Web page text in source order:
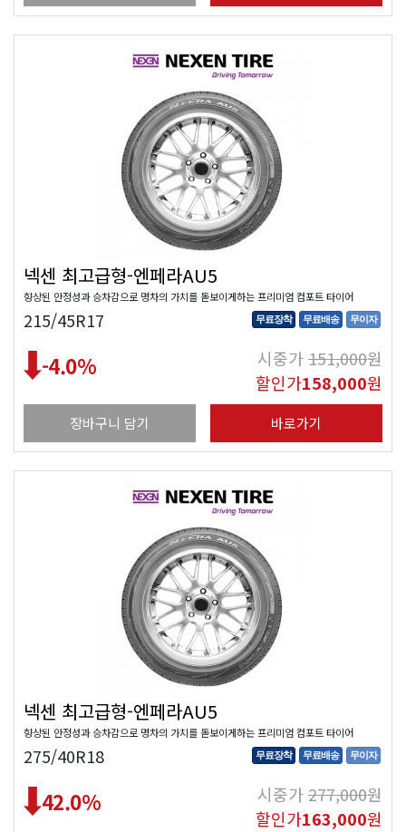
넥센 최고급형-엔페라AU5
향상된 안정성과 승차감으로 명차의 가치를 돋보이게하는 프리미엄 컴포트 타이어
215/45R17 무료장착 무료배송 무이자
-4.0% 시중가151,000원
할인가158,000원
장바구니 담기 바로가기
넥센 최고급형-엔페라AU5
향상된 안정성과 승차감으로 명차의 가치를 돋보이게하는 프리미엄 컴포트 타이어
275/40R18 무료장착 무료배송 무이자
42.0% 시중가277,000원
할인가163,000원